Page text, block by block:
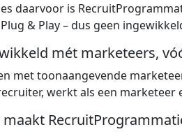
daarvoor is
& Play – dus geen
mét marketeers,
met toonaangevende
werkt als een
maakt